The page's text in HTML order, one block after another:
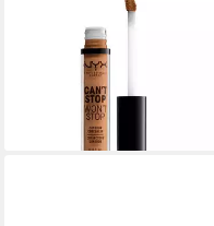
Concealer Cant Stop Wont
Stop Full Coverage Contour
Concealer Neutral Tan 3,5ml
ab 18,33 €
(5.237,14 €/ 1 l)
lieferbar in 3 Wochen